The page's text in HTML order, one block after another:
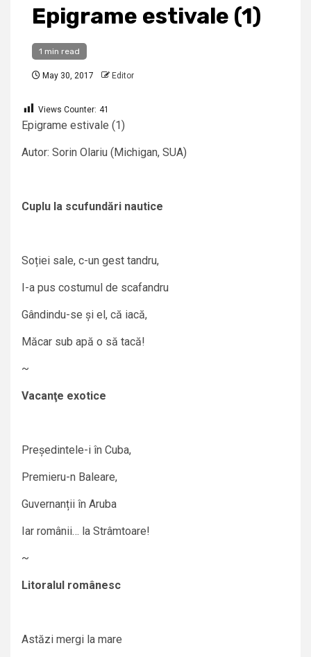
Epigrame estivale (1)
1 min read
May 30, 2017 Editor
Views Counter: 41
Epigrame estivale (1)
Autor: Sorin Olariu (Michigan, SUA)
Cuplu la scufundări nautice
Soției sale, c-un gest tandru,
I-a pus costumul de scafandru
Gândindu-se și el, că iacă,
Măcar sub apă o să tacă!
~
Vacanţe exotice
Președintele-i în Cuba,
Premieru-n Baleare,
Guvernanții în Aruba
Iar românii… la Strâmtoare!
~
Litoralul românesc
Astăzi mergi la mare